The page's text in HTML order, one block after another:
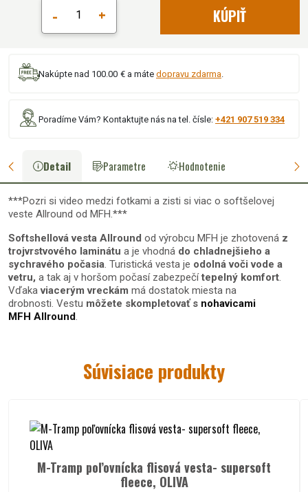
- + KÚPIŤ
Nakúpte nad 100.00 € a máte dopravu zdarma
Poradíme Vám? Kontaktujte nás na tel. čísle: +421 907 519 334
Detail Parametre Hodnotenie
***Pozri si video medzi fotkami a zisti si viac o softšelovej
veste Allround od MFH.***
Softshellová vesta Allround od výrobcu MFH je zhotovená z
trojvrstvového laminátu a je vhodná do chladnejšieho a
sychravého počasia. Turistická vesta je odolná voči vode a
vetru, a tak aj v horšom počasí zabezpečítepelný komfort.
Vďakaviacerým vreckám má dostatok miesta na
drobnosti. Vestu môžete skompletovať s nohavicami
MFH Allround.
Materiál outdoorovej vesty Allround
1. vonkajšia vrstva:96 % polyester, 4 % elastan (Softshell)
2. stredná vrstva:
3. vnútorná vrstva:
Vodný stĺpec: 8000 mm
Súvisiace produkty
M-Tramp poľovnícka flisová vesta- supersoft
fleece, OLIVA